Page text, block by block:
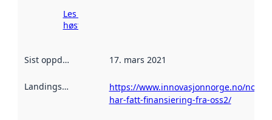
Les mer om
høsting her
Sist oppdatert 17. mars 2021
Landingsside
https://www.innovasjonnorge.no/no/
har-fatt-finansiering-fra-oss2/